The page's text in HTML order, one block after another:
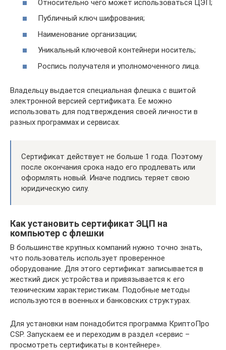
Относительно чего может использоваться ЦЭП;
Публичный ключ шифрования;
Наименование организации;
Уникальный ключевой контейнери носитель;
Роспись получателя и уполномоченного лица.
Владельцу выдается специальная флешка с вшитой
электронной версией сертификата. Ее можно
использовать для подтверждения своей личности в
разных программах и сервисах.
Сертификат действует не больше 1 года. Поэтому
после окончания срока надо его продлевать или
оформлять новый. Иначе подпись теряет свою
юридическую силу.
Как установить сертификат ЭЦП на
компьютер с флешки
В большинстве крупных компаний нужно точно знать,
что пользователь использует проверенное
оборудование. Для этого сертификат записывается в
жесткий диск устройства и привязывается к его
техническим характеристикам. Подобные методы
используются в военных и банковских структурах.
Для установки нам понадобится программа КриптоПро
CSP. Запускаем ее и переходим в раздел «сервис –
просмотреть сертификаты в контейнере».